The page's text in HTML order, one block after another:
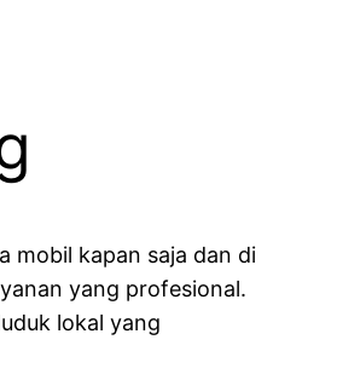
mobil kapan saja dan di
yang profesional.
lokal yang